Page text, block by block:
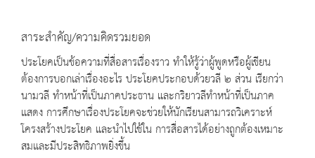
สาระสำคัญ/ความคิดรวมยอด
ประโยคเป็นข้อความที่สื่อสารเรื่องราว ทำให้รู้ว่าผู้พูดหรือผู้เขียน
ต้องการบอกเล่าเรื่องอะไร ประโยคประกอบด้วยวลี ๒ ส่วน เรียกว่า
นามวลี ทำหน้าที่เป็นภาคประธาน และกริยาวลีทำหน้าที่เป็นภาค
แสดง การศึกษาเรื่องประโยคจะช่วยให้นักเรียนสามารถวิเคราะห์
โครงสร้างประโยค และนำไปใช้ใน การสื่อสารได้อย่างถูกต้องเหมาะ
สมและมีประสิทธิภาพยิ่งขึ้น